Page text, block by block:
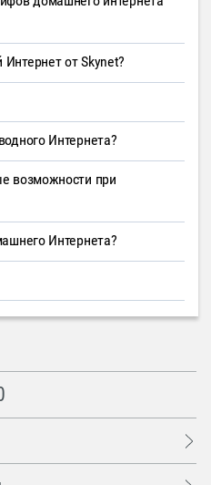
от Skynet?
Интернета?
возможности при
Интернета?